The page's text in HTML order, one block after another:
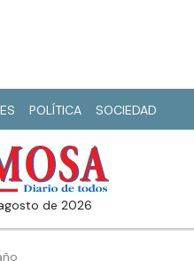
POLÍTICA SOCIEDAD
de 2026